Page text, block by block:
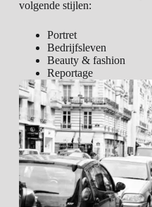
volgende stijlen:
Portret
Bedrijfsleven
Beauty & fashion
Reportage